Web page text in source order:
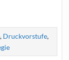
, Druckvorstufe,